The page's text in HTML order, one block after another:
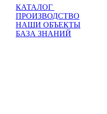
КАТАЛОГ
ПРОИЗВОДСТВО
НАШИ ОБЪЕКТЫ
БАЗА ЗНАНИЙ